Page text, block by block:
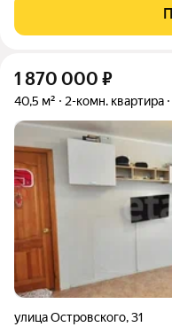
м. Раздельные комнаты
1 870 000 ₽
40,5 м² 2-комн. квартира
улица Островского,31